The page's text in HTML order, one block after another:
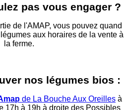
pas vous engager ?
de l'AMAP, vous pouvez quand
aux horaires de la vente à
la ferme.
nos légumes bios :
de La Bouche Aux Oreilles à
17h à 19h à droite des Possibles